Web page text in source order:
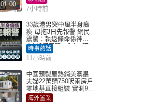
01:00
7小時前
33歲港男突中風半身癱
瘓 母拖3日先報警 網民
震驚：執返條命係神蹟
自爆2個惡習｜Juicy叮
時事熱話
11小時前
中國預製屋熱銷美澳墨
夫婦22萬購750呎兩房戶
零地基直接組裝 實測9個
月激讚
海外置業